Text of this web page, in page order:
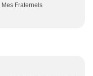
Fraternels